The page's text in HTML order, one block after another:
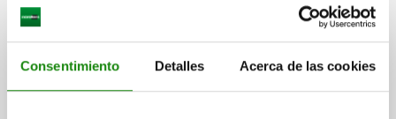
Consentimiento Detalles Acerca de las cookies